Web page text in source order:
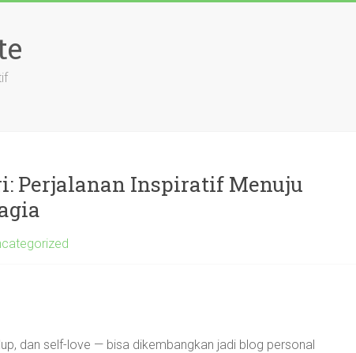
Perjalanan Inspiratif Menuju
dan self-love — bisa dikembangkan jadi blog personal